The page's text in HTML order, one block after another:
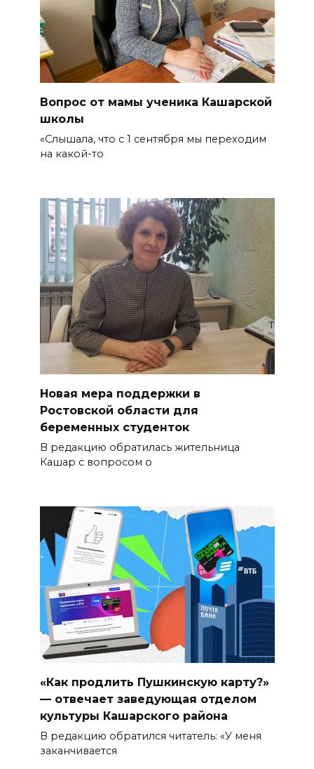
Вопрос от мамы ученика Кашарской
школы
«Слышала, что с 1 сентября мы переходим
на какой-то
Новая мера поддержки в
Ростовской области для
беременных студенток
В редакцию обратилась жительница
Кашар с вопросом о
«Как продлить Пушкинскую карту?»
— отвечает заведующая отделом
культуры Кашарского района
В редакцию обратился читатель: «У меня
заканчивается